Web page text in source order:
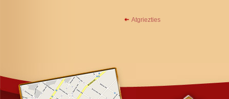
Atgriezties